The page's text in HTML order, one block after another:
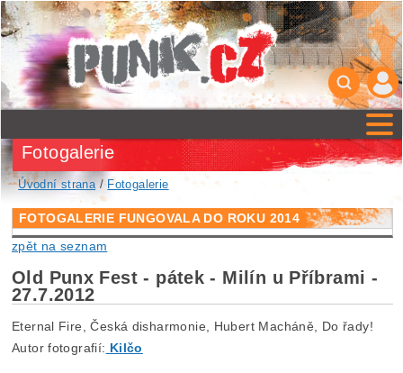
Fotogalerie
Úvodní strana/ Fotogalerie
FOTOGALERIE FUNGOVALA DO ROKU 2014
zpět na seznam
Old Punx Fest - pátek - Milín u Příbrami -
27.7.2012
Eternal Fire, Česká disharmonie, Hubert Macháně, Do řady!
Autor fotografií: Kilčo